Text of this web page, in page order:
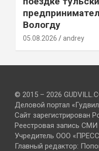
Вологду
05.08.2026 andrey
© 2015 – 2026
Деловой портал
Сайт зарегистрирован
Реестровая запись
Учредитель ООО
Главный редактор: